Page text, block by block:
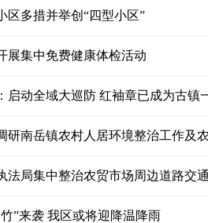
区多措并举创“四型小区”
展集中免费健康体检活动
启动全域大巡防 红袖章已成为古镇
研南岳镇农村人居环境整治工作及
法局集中整治农贸市场周边道路交
”来袭 我区或将迎降温降雨